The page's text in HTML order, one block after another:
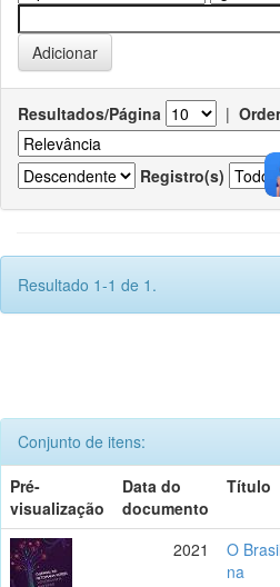
Resultados/Página |
Registro(s)
Resultado 1-1 de 1.
Conjunto de itens:
Pré-
visualização
Data do
documento
Título
2021
O Brasil
na